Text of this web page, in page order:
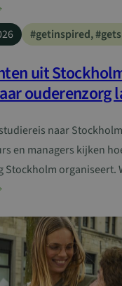
ontwikkelen, maar ze
Samen met
zo verder aan een
waarin
#getinspired,
uit
ouderenzorg
naar
en managers kijken
Stockholm organiseert.
ander zorgsysteem
Het initiatief voor deze
TOI (Thuiszorg
organiseerde de